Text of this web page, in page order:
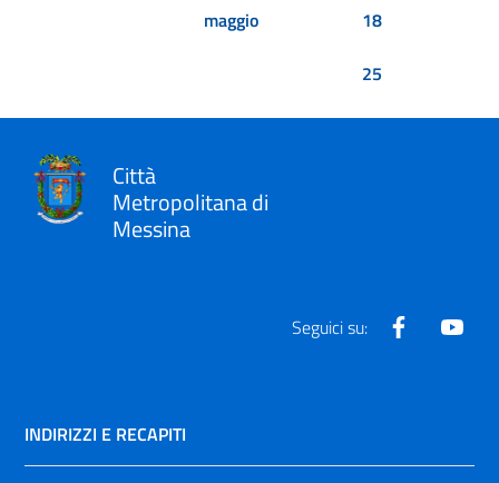
maggio
18
25
Città
Metropolitana di
Messina
Seguici su: Facebook
INDIRIZZI E RECAPITI